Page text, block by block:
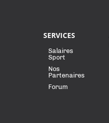
SERVICES
Salaires
Sport
Nos
Partenaires
Forum